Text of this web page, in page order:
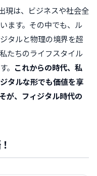
現は、ビジネスや社会全
ます。その中でも、ル
タルと物理の境界を超
たちのライフスタイル
。 これからの時代、私
タルな形でも価値を享
が、フィジタル時代の